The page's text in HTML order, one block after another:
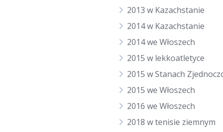
2013 w Kazachstanie
2014 w Kazachstanie
2014 we Włoszech
2015 w lekkoatletyce
2015 w Stanach
2015 we Włoszech
2016 we Włoszech
2018 w tenisie ziemnym